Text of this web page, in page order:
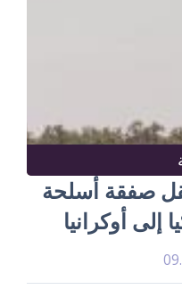
صفقة أسلحة
أوكرانيا